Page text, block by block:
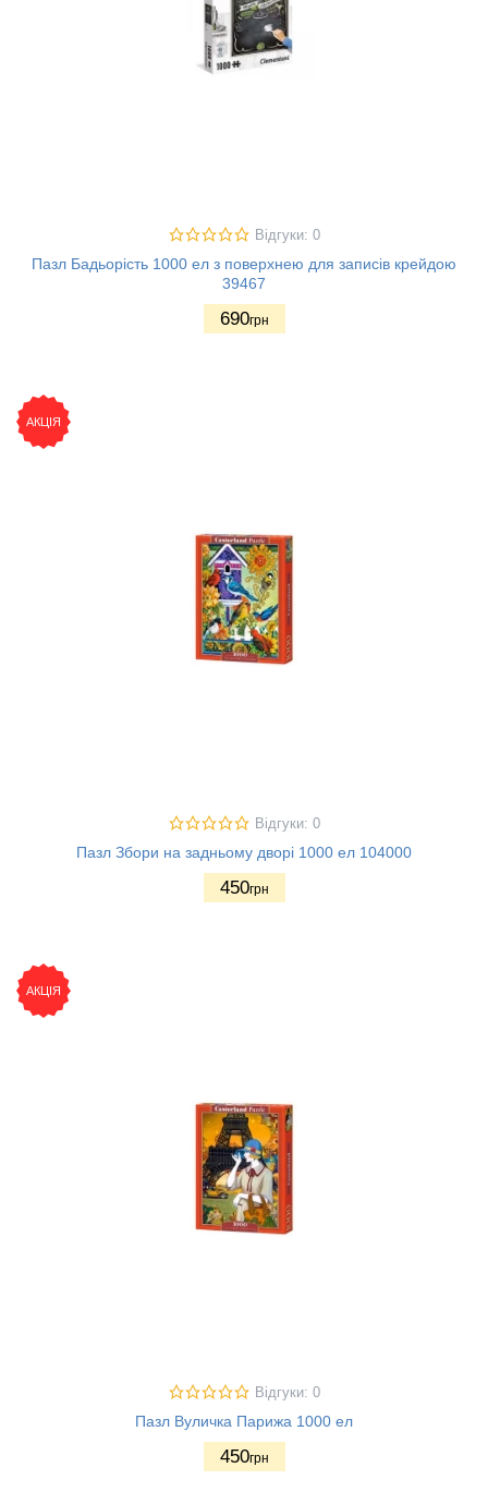
Відгуки: 0
Пазл Бадьорість 1000 ел з поверхнею для записів крейдою
39467
690грн
АКЦІЯ
Відгуки: 0
Пазл Збори на задньому дворі 1000 ел 104000
450грн
АКЦІЯ
Відгуки: 0
Пазл Вуличка Парижа 1000 ел
450грн